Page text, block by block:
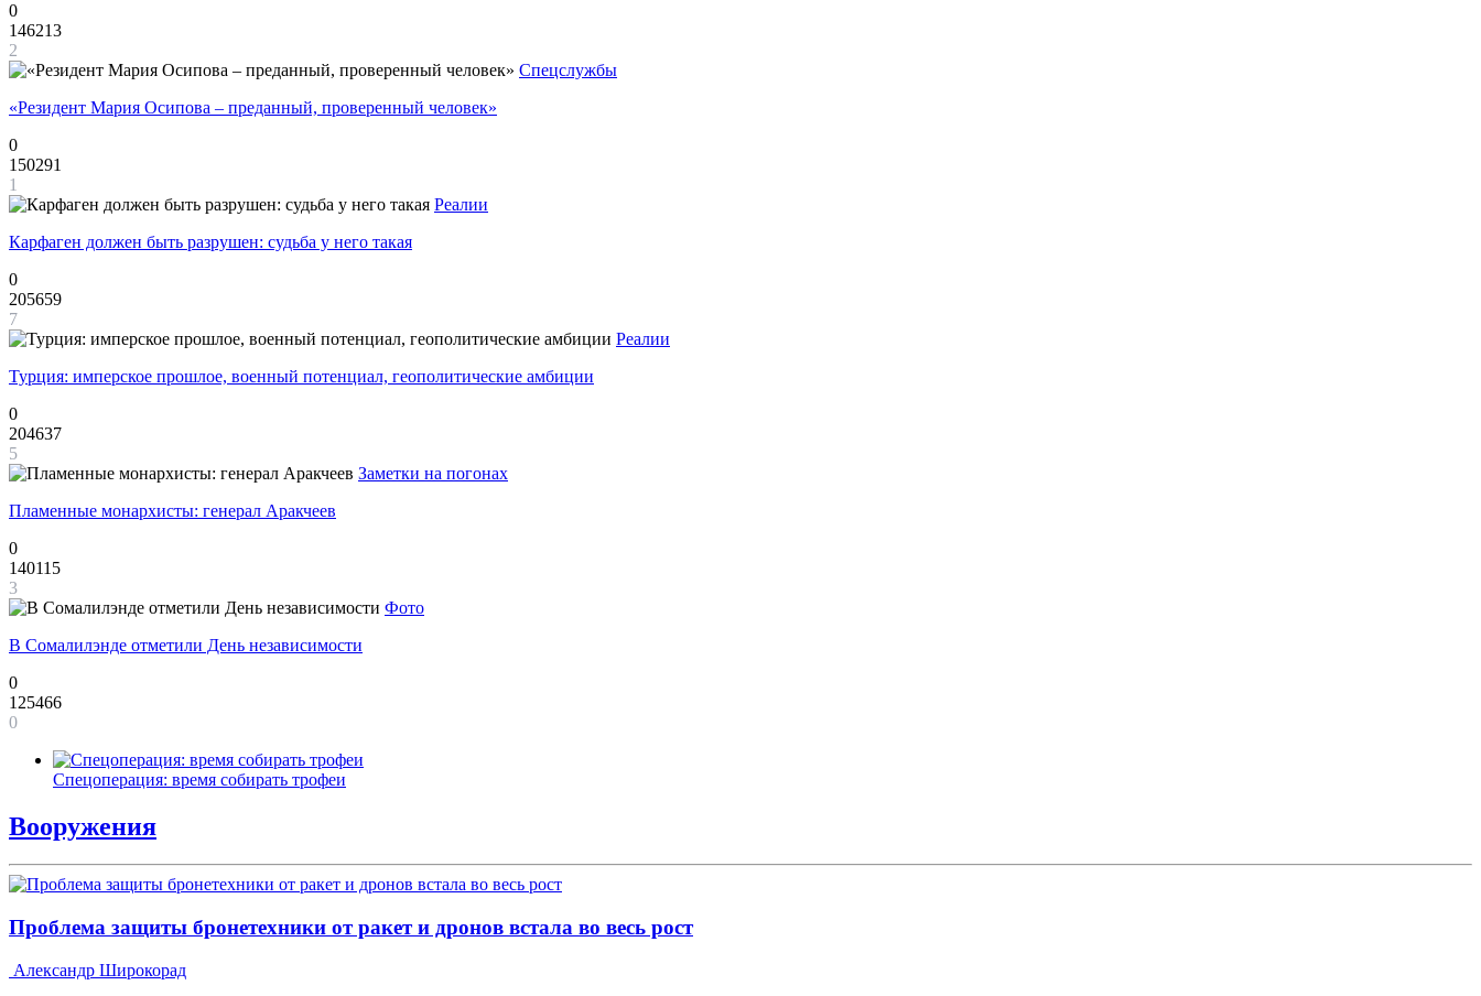
0
146213
2
Спецслужбы
«Резидент Мария Осипова – преданный, проверенный человек»
0
150291
1
Реалии
Карфаген должен быть разрушен: судьба у него такая
0
205659
7
Реалии
Турция: имперское прошлое, военный потенциал, геополитические амбиции
0
204637
5
Заметки на погонах
Пламенные монархисты: генерал Аракчеев
0
140115
3
Фото
В Сомалилэнде отметили День независимости
0
125466
0
Спецоперация: время собирать трофеи
Вооружения
Проблема защиты бронетехники от ракет и дронов встала во весь рост
Александр Широкорад